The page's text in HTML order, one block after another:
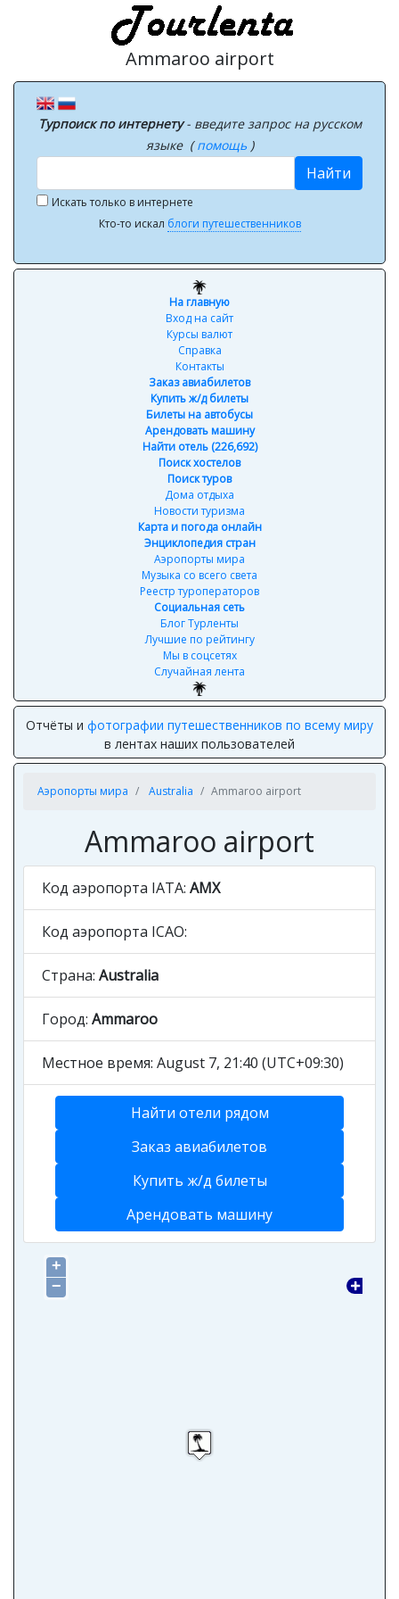
Ammaroo airport
Турпоиск по интернету- введите запрос на русском
языке (помощь )
Найти
Искать только в интернете
Кто-то искал блоги путешественников
На главную
Вход на сайт
Курсы валют
Справка
Контакты
Заказ авиабилетов
Купить ж/д билеты
Билеты на автобусы
Арендовать машину
Найти отель (226,692)
Поиск хостелов
Поиск туров
Дома отдыха
Новости туризма
Карта и погода онлайн
Энциклопедия стран
Аэропорты мира
Музыка со всего света
Реестр туроператоров
Социальная сеть
Блог Турленты
Лучшие по рейтингу
Мы в соцсетях
Случайная лента
Отчёты и фотографии путешественников по всему миру
в лентах наших пользователей
Аэропорты мира Australia Ammaroo airport
Ammaroo airport
Код аэропорта IATA: AMX
Код аэропорта ICAO:
Страна: Australia
Город: Ammaroo
Местное время: August 7, 21:40 (UTC+09:30)
Найти отели рядом
Заказ авиабилетов
Купить ж/д билеты
Арендовать машину
+
−